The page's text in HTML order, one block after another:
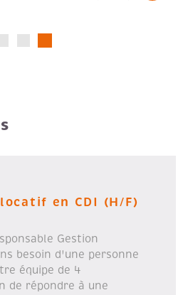
en CDI (H/F)
Gestion
besoin d'une personne
équipe de 4
de répondre à une